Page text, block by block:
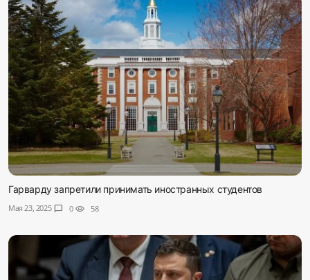
Гарварду запретили принимать иностранных студентов
Мая 23, 2025 chat_bubble 0 visibility 58